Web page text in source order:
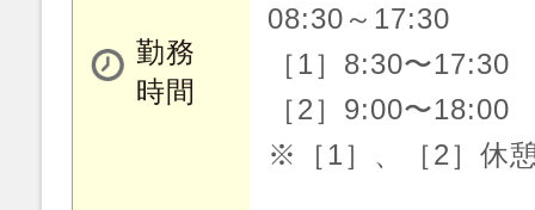
勤務
時間
08:30～17:30
［1］8:30〜17:30
［2］9:00〜18:00
※［1］、［2］休